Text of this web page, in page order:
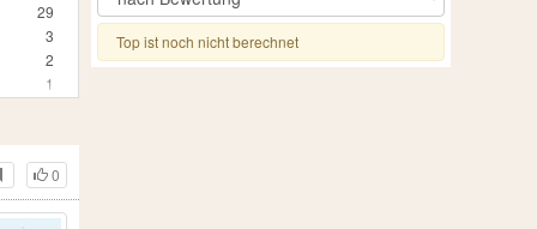
29
3
2
1
2
55
0
Top ist noch nicht berechnet